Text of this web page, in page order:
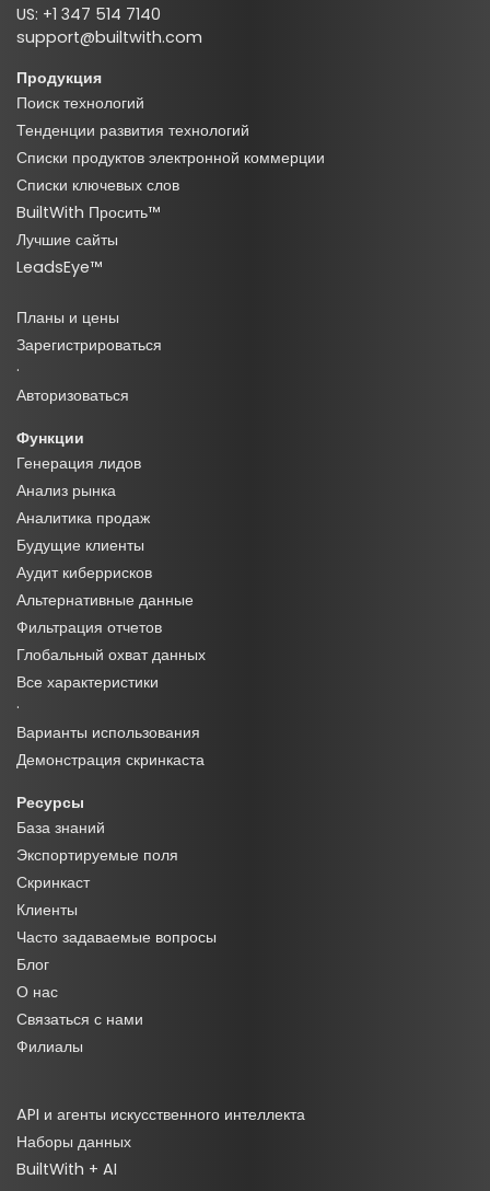
US: +1 347 514 7140
support@builtwith.com
Продукция
Поиск технологий
Тенденции развития технологий
Списки продуктов электронной коммерции
Списки ключевых слов
BuiltWith Просить™
Лучшие сайты
LeadsEye™
Планы и цены
Зарегистрироваться
·
Авторизоваться
Функции
Генерация лидов
Анализ рынка
Аналитика продаж
Будущие клиенты
Аудит киберрисков
Альтернативные данные
Фильтрация отчетов
Глобальный охват данных
Все характеристики
·
Варианты использования
Демонстрация скринкаста
Ресурсы
База знаний
Экспортируемые поля
Скринкаст
Клиенты
Часто задаваемые вопросы
Блог
О нас
Связаться с нами
Филиалы
API и агенты искусственного интеллекта
Наборы данных
BuiltWith + AI